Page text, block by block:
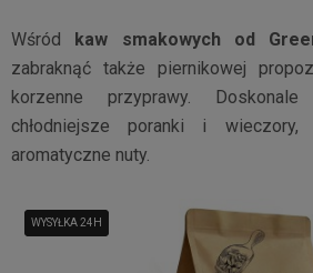
Wśród kaw smakowych od
zabraknąć także piernikowej
korzenne przyprawy.
chłodniejsze poranki i
aromatyczne nuty.
WYSYŁKA 24H
WYSYŁKA 24H